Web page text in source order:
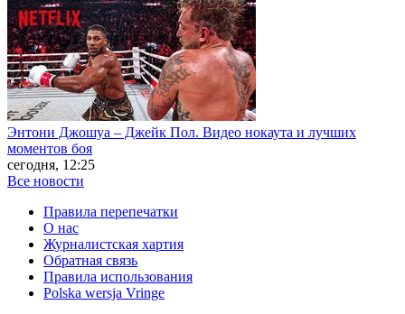
Энтони Джошуа – Джейк Пол. Видео нокаута и лучших
моментов боя
сегодня, 12:25
Все новости
Правила перепечатки
О нас
Журналистская хартия
Обратная связь
Правила использования
Polska wersja Vringe